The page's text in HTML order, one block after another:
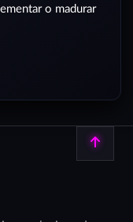
o madurar